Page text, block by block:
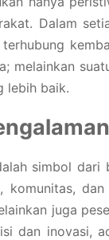
Dalam
melainkan
lebih baik.
simbol
komunitas,
juga
dan inovasi,